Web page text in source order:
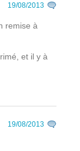
19/08/2013
remise à
et il y à
19/08/2013